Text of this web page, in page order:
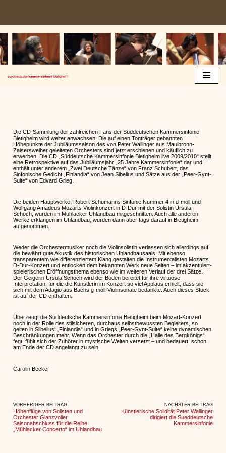
Zum
springen
Die CD-Sammlung der zahlreichen Fans der Süddeutschen Kammersinfonie
Bietigheim wird weiter anwachsen: Die auf einen Tonträger gebannten
Höhepunkte der Jubiläumssaison des von Peter Wallinger aus Maulbronn-
Zaisersweiher geleiteten Orchesters sind jetzt erschienen und käuflich zu
erwerben. Die CD „Süddeutsche Kammersinfonie Bietigheim live 2009/2010“ stellt
eine Retrospektive auf das Jubiläumsjahr „25 Jahre Kammersinfonie“ dar und
enthält unter anderem „Zwei Deutsche Tänze“ von Franz Schubert, das
Sinfonische Gedicht „Finlandia“ von Jean Sibelius und Sätze aus der „Peer-Gynt-
Suite“ von Edvard Grieg.
Die beiden Hauptwerke, Robert Schumanns Sinfonie Nummer 4 in d-moll und
Wolfgang Amadeus Mozarts Violinkonzert in D-Dur mit der Solistin Ursula
Schoch, wurden im Mühlacker Uhlandbau mitgeschnitten. Auch alle anderen
Werke erklangen im Uhlandbau, wurden dann aber tags darauf in Bietigheim
aufgenommen.
Weder die Orchestermusiker noch die Violinsolistin verlassen sich allerdings auf
die bewährt gute Akustik des historischen Uhlandbausaals. Mit ebenso
transparentem wie differenziertem Klang gestalten die Instrumentalisten Mozarts
D-Dur-Konzert und entlocken dem bekannten Werk neue Seiten – im akzentuiert-
spielerischen Eröffnungsthema ebenso wie im weiteren Verlauf der drei Sätze.
Der Geigerin Ursula Schoch wird der Boden bereitet für ihre virtuose
Interpretation, für die die Künstlerin im Konzert so viel Applaus erhielt, dass sie
sich mit dem Adagio aus Bachs g-moll-Violinsonate bedankte. Auch dieses Stück
ist auf der CD enthalten.
Überzeugt die Süddeutsche Kammersinfonie Bietigheim beim Mozart-Konzert
noch in der Rolle des stilsicheren, durchaus selbstbewussten Begleiters, so
gelten in Silbelius‘ „Finlandia“ und in Griegs „Peer-Gynt-Suite“ keine dynamischen
Beschränkungen mehr. Wenn das Orchester durch die „Halle des Bergkönigs“
fegt, fühlt sich der Zuhörer in mystische Welten versetzt – und bedauert, schon
am Ende der CD angelangt zu sein.
Carolin Becker
VORHERIGER BEITRAG
Höhenflüge von Solisten und
Orchester Glanzvoller
Saisonabschluss für die Reihe
„Mühlacker Concerto“ im Uhlandbau
NÄCHSTER BEITRAG
Künstlerische Solidität Peter Wallinger
dirigiert die Sueddeutsche
Kammersinfonie